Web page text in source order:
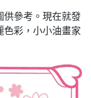
參考。現在就發
色彩，小小油畫家